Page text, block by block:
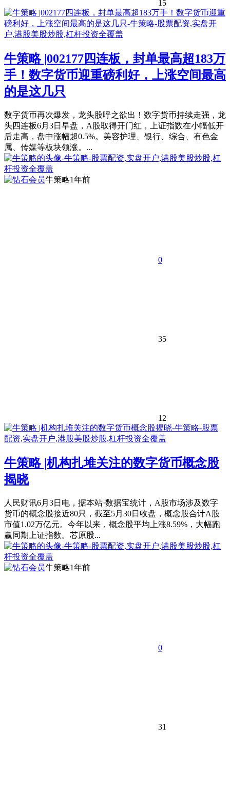
15
牛策略 |002177四连板，封单最高超183万
手！数字货币迎重磅利好，上涨空间最高
的是这几只
数字货币再次爆发，龙头股呼之欲出！数字货币持续走强，龙
头四连板6月3日早盘，A股取得开门红，上证指数在小幅低开
后走高，盘中涨幅超0.5%。美容护理、银行、综合、有色金
属、传媒等板块领涨。...
牛策略1年前
0
35
12
牛策略 |机构扎堆关注的数字货币概念股
揭晓
人民财讯6月3日电，据本站·数据宝统计，A股市场涉及数字
货币的概念股接近80只，截至5月30日收盘，概念股合计A股
市值1.02万亿元。今年以来，概念股平均上涨8.59%，大幅跑
赢同期上证指数。芯原股...
牛策略1年前
0
31